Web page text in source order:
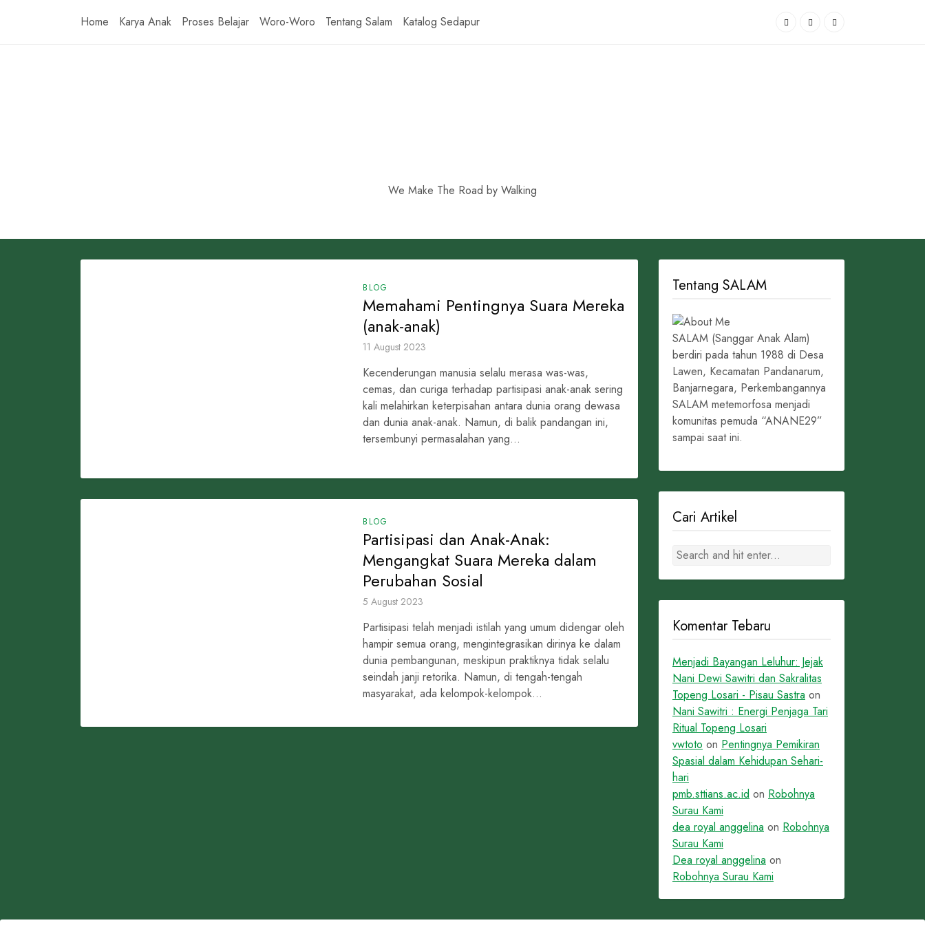
Home Karya Anak Proses Belajar Woro-Woro Tentang Salam Katalog Sedapur
We Make The Road by Walking
BLOG
Memahami Pentingnya Suara Mereka
(anak-anak)
11 August 2023
Kecenderungan manusia selalu merasa was-was,
cemas, dan curiga terhadap partisipasi anak-anak sering
kali melahirkan keterpisahan antara dunia orang dewasa
dan dunia anak-anak. Namun, di balik pandangan ini,
tersembunyi permasalahan yang...
BLOG
Partisipasi dan Anak-Anak:
Mengangkat Suara Mereka dalam
Perubahan Sosial
5 August 2023
Partisipasi telah menjadi istilah yang umum didengar oleh
hampir semua orang, mengintegrasikan dirinya ke dalam
dunia pembangunan, meskipun praktiknya tidak selalu
seindah janji retorika. Namun, di tengah-tengah
masyarakat, ada kelompok-kelompok...
Tentang SALAM
SALAM (Sanggar Anak Alam)
berdiri pada tahun 1988 di Desa
Lawen, Kecamatan Pandanarum,
Banjarnegara, Perkembangannya
SALAM metemorfosa menjadi
komunitas pemuda “ANANE29”
sampai saat ini.
Cari Artikel
Komentar Tebaru
Menjadi Bayangan Leluhur: Jejak
Nani Dewi Sawitri dan Sakralitas
Topeng Losari - Pisau Sastra on
Nani Sawitri : Energi Penjaga Tari
Ritual Topeng Losari
vwtoto on Pentingnya Pemikiran
Spasial dalam Kehidupan Sehari-
hari
pmb.sttians.ac.id on Robohnya
Surau Kami
dea royal anggelina on Robohnya
Surau Kami
Dea royal anggelina on
Robohnya Surau Kami